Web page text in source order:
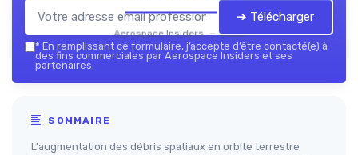
Aerospace Insiders — 2026
➔ Télécharger
* En remplissant ce formulaire, j’accepte d’être contacté(e) à
des fins commerciales par Aerospace Insiders et ses
partenaires.
SOMMAIRE
L'augmentation des débris spatiaux en orbite terrestre